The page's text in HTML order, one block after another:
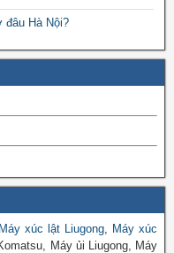
đâu Hà Nội?
Máy xúc lật Liugong,
Máy xúc
Máy ủi Liugong, Máy